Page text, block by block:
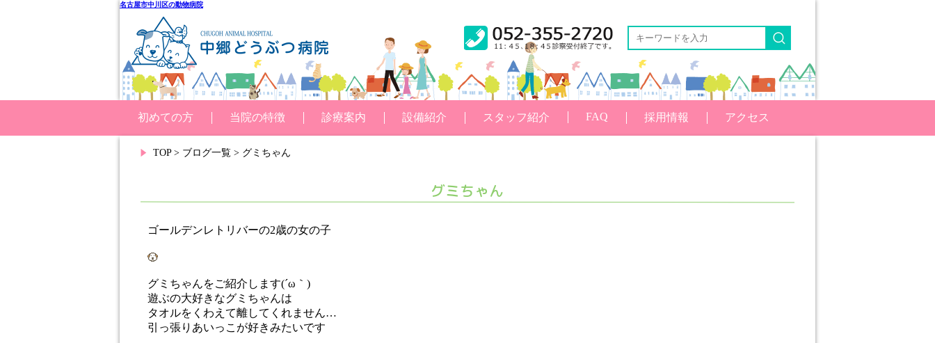
名古屋市中川区の動物病院
初めての方 当院の特徴 診療案内 設備紹介 スタッフ紹介 FAQ 採用情報 アクセス
TOP> ブログ一覧 > グミちゃん
グミちゃん
ゴールデンレトリバーの2歳の女の子
グミちゃんをご紹介します(´ω｀)
遊ぶの大好きなグミちゃんは
タオルをくわえて離してくれません…
引っ張りあいっこが好きみたいです